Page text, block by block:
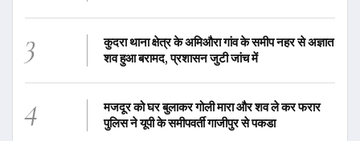
3
कुदरा थाना क्षेत्र के अमिऔरा गांव के समीप नहर से अज्ञात
शव हुआ बरामद, प्रशासन जुटी जांच में
4
मजदूर को घर बुलाकर गोली मारा और शव ले कर फरार
पुलिस ने यूपी के समीपवर्ती गाजीपुर से पकडा